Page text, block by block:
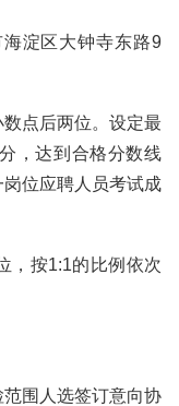
淀区大钟寺东路9
点后两位。设定最
，达到合格分数线
位应聘人员考试成
，按1:1的比例依次
围人选签订意向协